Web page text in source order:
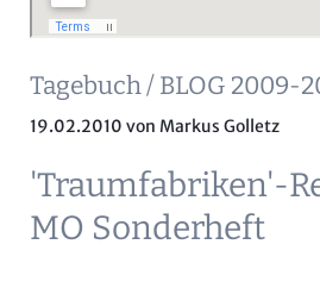
Tagebuch / BLOG 2009-
19.02.2010 von Markus Golletz
'Traumfabriken'-
MO Sonderheft